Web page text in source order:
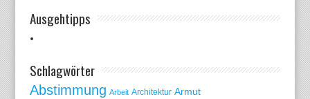
Ausgehtipps
Schlagwörter
Abstimmung Arbeit Architektur Armut